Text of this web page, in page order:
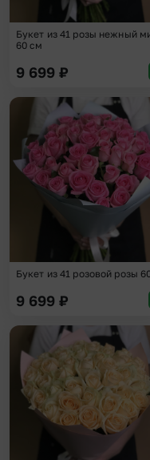
Букет из 41 розы нежный
60 см
9 699 ₽
Букет из 41 розовой розы
9 699 ₽